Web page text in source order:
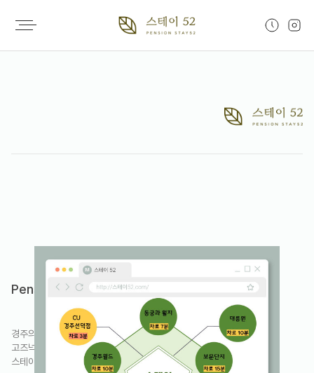
02/07
Pension Stay52
경주의 드넓은 들녘 위로 번지는 고요한 풍경.
고즈넉한 경주의 숨결 속,
스테이52의 시간은 천천히, 깊이 머뭅니다.